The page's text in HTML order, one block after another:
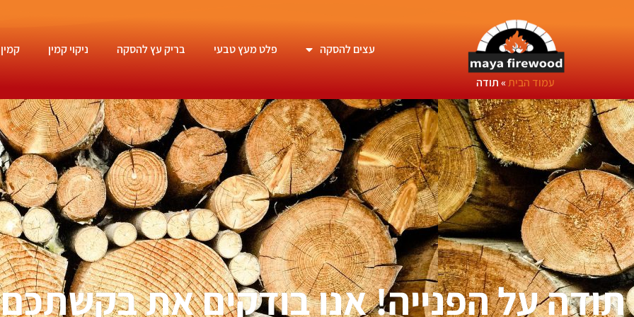
עמוד הבית»תודה
עצים להסקה פלט מעץ טבעי בריק עץ להסקה ניקוי קמין
תודה על הפנייה! אנו בודקים את בקשתכם